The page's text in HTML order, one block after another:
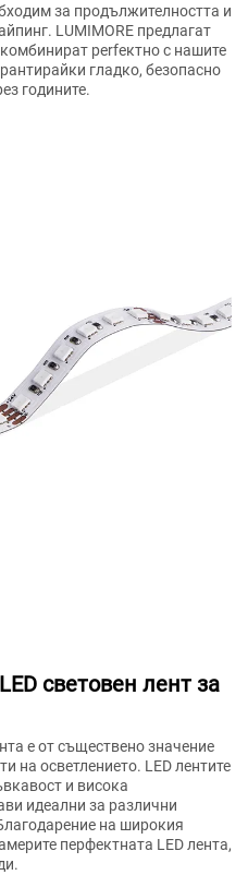
за продължителността и
LUMIMORE предлагат
perfектно с нашите
гладко, безопасно
годините.
световен лент за
е от съществено значение
на осветлението. LED лентите
и висока
идеални за различни
на широкия
перфектната LED лента,